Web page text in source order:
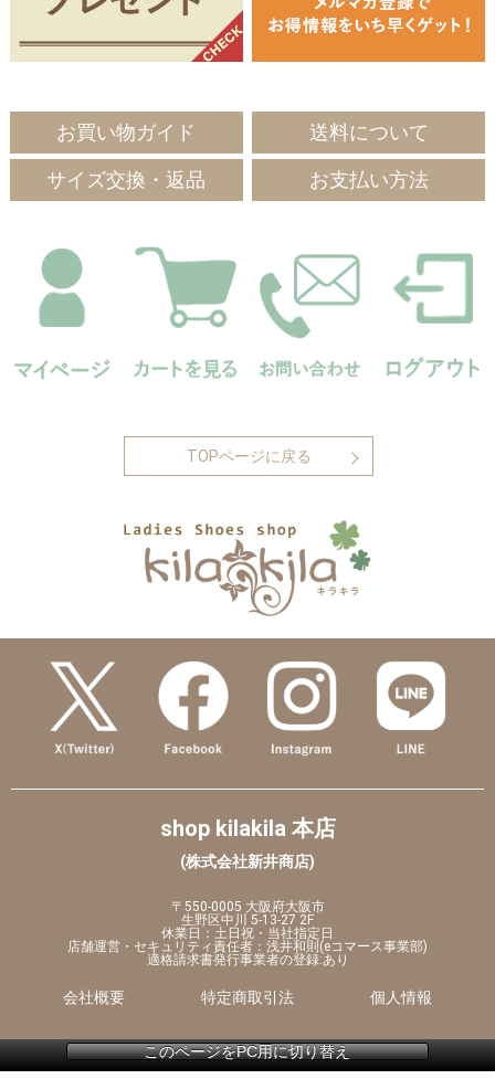
お買い物ガイド 送料について
サイズ交換・返品 お支払い方法
TOPページに戻る
shop kilakila 本店
(株式会社新井商店)
〒550-0005 大阪府大阪市
生野区中川 5-13-27 2F
休業日：土日祝・当社指定日
店舗運営・セキュリティ責任者：浅井和則(eコマース事業部)
適格請求書発行事業者の登録:あり
会社概要 特定商取引法 個人情報
このページをPC用に切り替え